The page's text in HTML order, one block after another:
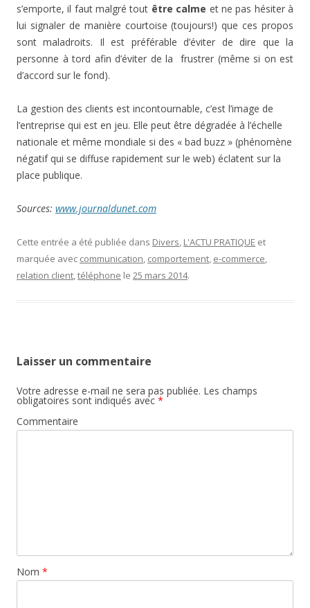
s’emporte, il faut malgré tout être calme et ne pas hésiter à
lui signaler de manière courtoise (toujours!) que ces propos
sont maladroits. Il est préférable d’éviter de dire que la
personne à tord afin d’éviter de la frustrer (même si on est
d’accord sur le fond).
La gestion des clients est incontournable, c’est l’image de
l’entreprise qui est en jeu. Elle peut être dégradée à l’échelle
nationale et même mondiale si des « bad buzz » (phénomène
négatif qui se diffuse rapidement sur le web) éclatent sur la
place publique.
Sources: www.journaldunet.com
Cette entrée a été publiée dans Divers, L'ACTU PRATIQUE et
marquée avec communication, comportement, e-commerce,
relation client,téléphone le 25 mars 2014.
Laisser un commentaire
Votre adresse e-mail ne sera pas publiée. Les champs
obligatoires sont indiqués avec *
Commentaire
Nom *